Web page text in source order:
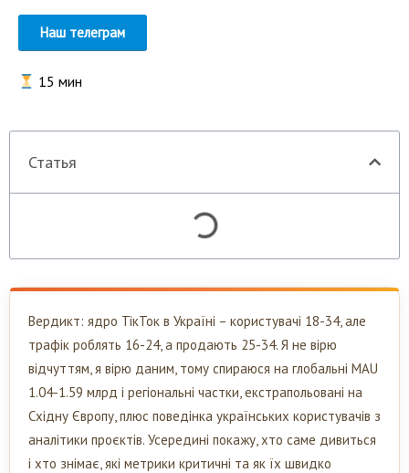
Наш телеграм
15 мин
Статья
Вердикт: ядро ТікТок в Україні – користувачі 18-34, але
трафік роблять 16-24, а продають 25-34. Я не вірю
відчуттям, я вірю даним, тому спираюся на глобальні MAU
1.04-1.59 млрд і регіональні частки, екстрапольовані на
Східну Європу, плюс поведінка українських користувачів з
аналітики проєктів. Усередині покажу, хто саме дивиться
і хто знімає, які метрики критичні та як їх швидко